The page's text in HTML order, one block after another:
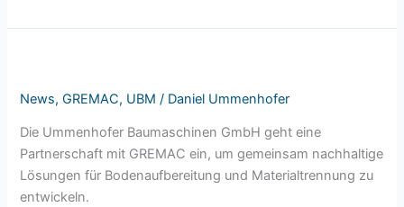
News,GREMAC, UBM / Daniel Ummenhofer
Die Ummenhofer Baumaschinen GmbH geht eine
Partnerschaft mit GREMAC ein, um gemeinsam nachhaltige
Lösungen für Bodenaufbereitung und Materialtrennung zu
entwickeln.
GmbH
und
GREMAC
starten
innovative